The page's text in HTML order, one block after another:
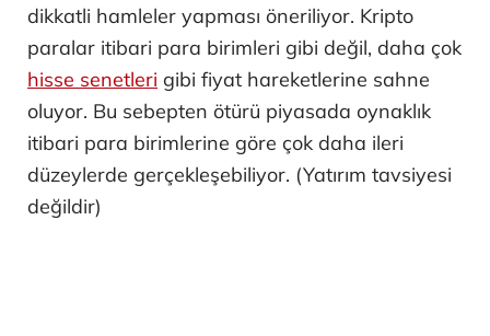
dikkatli hamleler yapması öneriliyor. Kripto
paralar itibari para birimleri gibi değil, daha çok
hisse senetleri gibi fiyat hareketlerine sahne
oluyor. Bu sebepten ötürü piyasada oynaklık
itibari para birimlerine göre çok daha ileri
düzeylerde gerçekleşebiliyor. (Yatırım tavsiyesi
değildir)